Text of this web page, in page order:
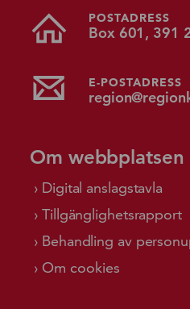
POSTADRESS
Box 601, 391
E-POSTADRESS
Om webbplatsen
Digital anslagstavla
Tillgänglighetsrapport
Behandling av
Om cookies